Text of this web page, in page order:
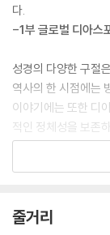
역주
용어 해설
부록A. 바기오 과제(
부록B. 디아스포라
부록C. 극동 아시아
부록D. 북미 디아
부록E. 케이프타운
집필진 소개
다.
-1부 글로벌 디아스
성경의 다양한 구절
역사의 한 시점에는
이야기에는 또한 디
적인 정체성을 보존
략이 있다.
-2부 디아스포라 선
권자이신 하나님께
줄거리